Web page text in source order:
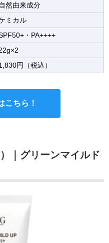
自然由来成分
ミカル
・PA++++
円（税込）
こちら！
｜グリーンマイルド